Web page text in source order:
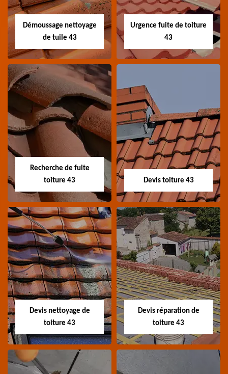
toiture 43 Haute-Loire
Haute-Loire
Démoussage nettoyage
de tuile 43
Démoussage
nettoyage de tuile
Spécialiste en
démoussage et
nettoyage de tuile 43
Haute-Loire
Urgence fuite de toiture
43
Urgence fuite de
toiture 43
Entreprise urgence
fuite de toiture 43
Haute-Loire
Recherche de fuite
toiture 43
Recherche de fuite
toiture 43
Entreprise recherche
fuite de toiture 43
Devis toiture 43
Devis toiture 43
Devis toiture 43 Haute-
Loire
Devis nettoyage de
toiture 43
Devis réparation de
toiture 43